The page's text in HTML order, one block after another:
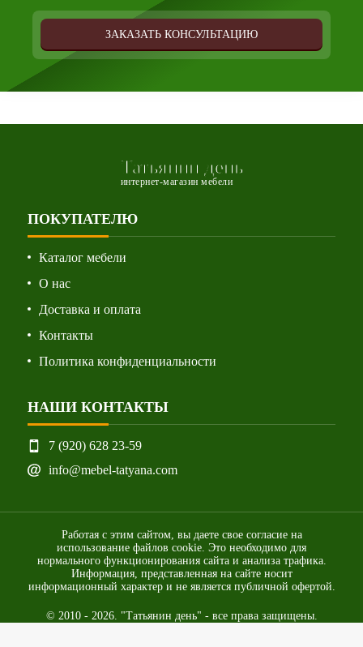
ЗАКАЗАТЬ КОНСУЛЬТАЦИЮ
Татьянин день
интернет-магазин мебели
ПОКУПАТЕЛЮ
Каталог мебели
О нас
Доставка и оплата
Контакты
Политика конфиденциальности
НАШИ КОНТАКТЫ
7 (920) 628 23-59
info@mebel-tatyana.com
© 2010 - 2026. "Татьянин день" - все права защищены.
Работая с этим сайтом, вы даете свое согласие на
использование файлов cookie. Это необходимо для
нормального функционирования сайта и анализа трафика.
Информация, представленная на сайте носит
информационный характер и не является публичной офертой.